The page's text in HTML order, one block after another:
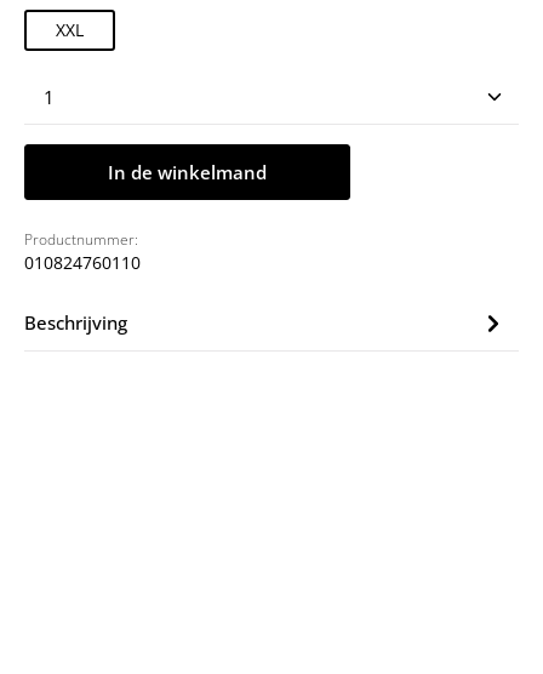
XXL
Producthoeveelheid: Voer de gewenste
In de winkelmand
Productnummer:
010824760110
Beschrijving